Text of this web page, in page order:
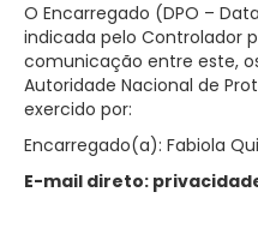
O Encarregado (DPO –
indicada pelo Controlador
comunicação entre este,
Autoridade Nacional de
exercido por:
Encarregado(a): Fabiola
E-mail direto: